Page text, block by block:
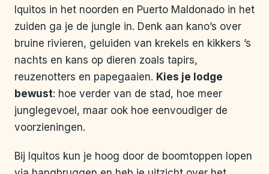
Iquitos in het noorden en Puerto Maldonado in het
zuiden ga je de jungle in. Denk aan kano’s over
bruine rivieren, geluiden van krekels en kikkers ’s
nachts en kans op dieren zoals tapirs,
reuzenotters en papegaaien. Kies je lodge
bewust: hoe verder van de stad, hoe meer
junglegevoel, maar ook hoe eenvoudiger de
voorzieningen.
Bij Iquitos kun je hoog door de boomtoppen lopen